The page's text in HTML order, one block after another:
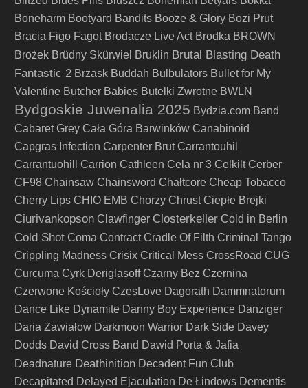
Boneharm Bootyard Bandits Booze & Glory Bozi Prut
Bracia Figo Fagot Brodacze Live Act Brodka BROWN
Brożek Brüdny Skürwiel Bruklin Brutal Blasting Death
Fantastic 2 Brzask Buddah Bulbulators Bullet for My
Valentine Butcher Babies Butelki Zwrotne BWLN
Bydgoskie Juwenalia 2025 Bydzia.com Band
Cabaret Grey Cała Góra Barwinków Canabinoid
Capgras Infection Carpenter Brut Carrantouhil
Carrantuohill
Carrion Cathleen Cela nr 3 Celkilt Cerber
CF98 Chainsaw Chainsword Chałtcore Cheap Tobacco
Cherry Lips CHIO EMB Chorzy Chrust Ciepłe Brejki
Ciurivankopson Clawfinger Closterkeller Cold in Berlin
Cold Shot Coma Contract Cradle Of Filth Criminal Tango
Crippling Madness Crisix Critical Mess CrossRoad CUG
Curcuma Cyrk Deriglasoff Czarny Bez Czernina
Czerwone Kościoły CzesLove Dagorath Dammnatorum
Dance Like Dynamite Danny Boy Experience Danziger
Daria Zawiałow Darkmoon Warrior Dark Side Davey
Dodds David Cross Band Dawid Porta & Jafia
Deadnature Deathinition Decadent Fun Club
Decapitated Delayed Ejaculation De Łindows Dementis